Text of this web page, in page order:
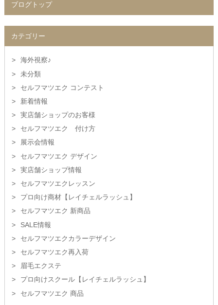
ブログトップ
カテゴリー
海外視察♪
未分類
セルフマツエク コンテスト
新着情報
実店舗ショップのお客様
セルフマツエク 付け方
展示会情報
セルフマツエク デザイン
実店舗ショップ情報
セルフマツエクレッスン
プロ向け商材【レイチェルラッシュ】
セルフマツエク 新商品
SALE情報
セルフマツエクカラーデザイン
セルフマツエク再入荷
眉毛エクステ
プロ向けスクール【レイチェルラッシュ】
セルフマツエク 商品